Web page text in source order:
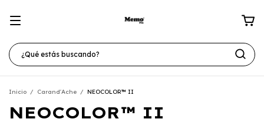
Inicio / Carand'Ache / NEOCOLOR™ II
NEOCOLOR™ II